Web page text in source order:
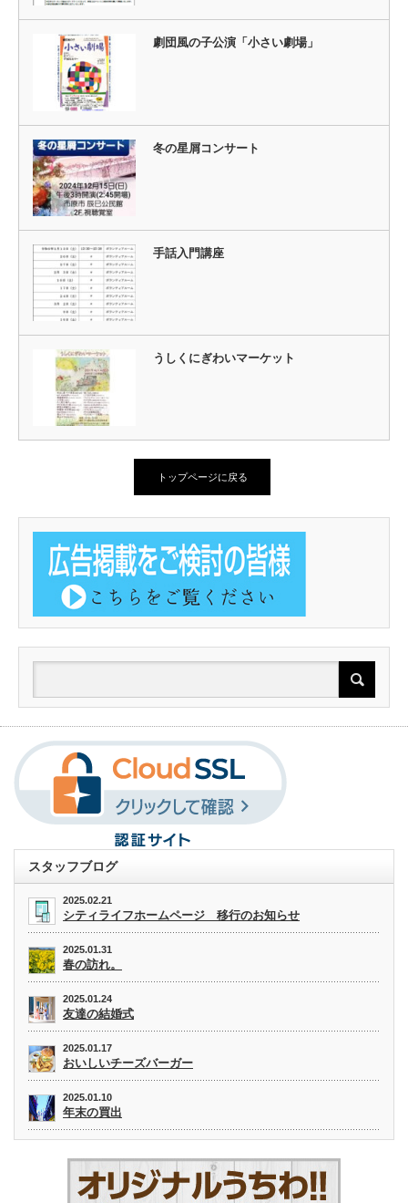
劇団風の子公演「小さい劇場」
冬の星屑コンサート
手話入門講座
うしくにぎわいマーケット
トップページに戻る
スタッフブログ
2025.02.21
シティライフホームページ 移行のお知らせ
2025.01.31
春の訪れ。
2025.01.24
友達の結婚式
2025.01.17
おいしいチーズバーガー
2025.01.10
年末の買出